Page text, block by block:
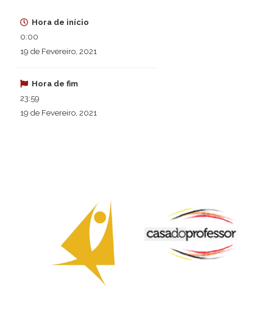
Hora de início
0:00
19 de Fevereiro, 2021
Hora de fim
23:59
19 de Fevereiro, 2021